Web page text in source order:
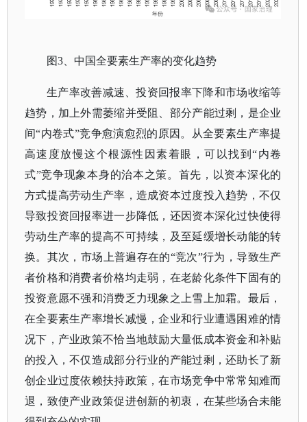
图3、中国全要素生产率的变化趋势
生产率改善减速、投资回报率下降和市场收缩等
趋势，加上外需萎缩并受阻、部分产能过剩，是企业
间“内卷式”竞争愈演愈烈的原因。从全要素生产率提
高速度放慢这个根源性因素着眼，可以找到“内卷
式”竞争现象本身的治本之策。首先，以资本深化的
方式提高劳动生产率，造成资本过度投入趋势，不仅
导致投资回报率进一步降低，还因资本深化过快使得
劳动生产率的提高不可持续，及至延缓增长动能的转
换。其次，市场上普遍存在的“竞次”行为，导致生产
者价格和消费者价格均走弱，在老龄化条件下固有的
投资意愿不强和消费乏力现象之上雪上加霜。最后，
在全要素生产率增长减慢，企业和行业遭遇困难的情
况下，产业政策不恰当地鼓励大量低成本资金和补贴
的投入，不仅造成部分行业的产能过剩，还助长了新
创企业过度依赖扶持政策，在市场竞争中常常知难而
退，致使产业政策促进创新的初衷，在某些场合未能